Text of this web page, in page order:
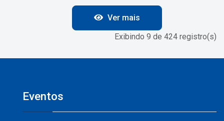
Ver mais
Exibindo 9 de 424 registro(s)
Eventos